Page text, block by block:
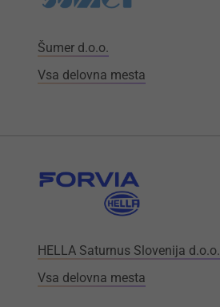
Šumer d.o.o.
Vsa delovna mesta
HELLA Saturnus Slovenija d.o.o.
Vsa delovna mesta